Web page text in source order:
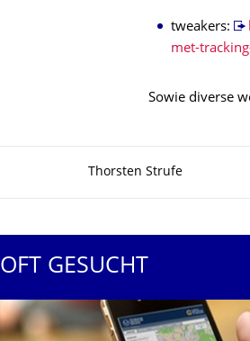
tweakers:
met-
Sowie diverse
Thorsten Strufe
OFT GESUCHT